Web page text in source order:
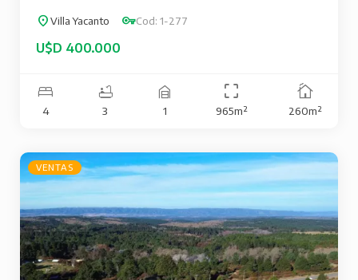
Villa Yacanto Cod: 1-277
U$D 400.000
4 3 1 965m² 260m²
VENTAS